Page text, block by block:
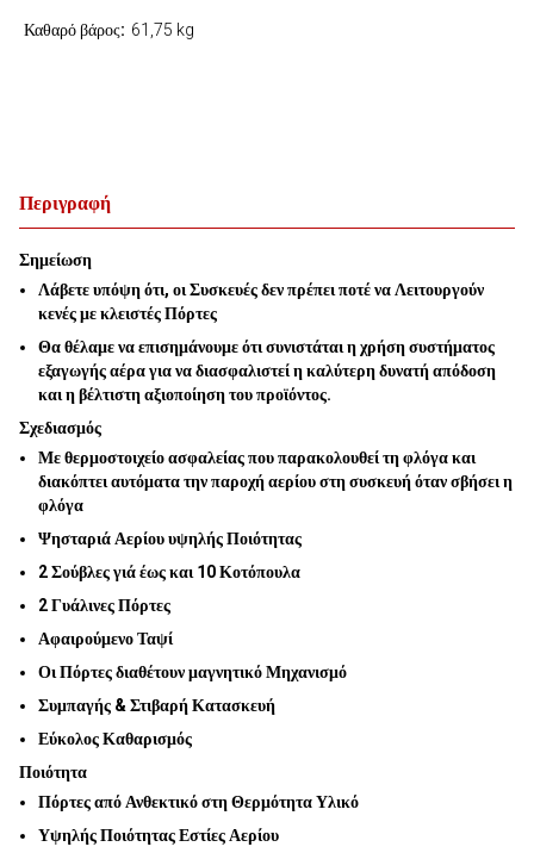
Περιγραφή
Σημείωση
Λάβετε υπόψη ότι, οι Συσκευές δεν πρέπει ποτέ να Λειτουργούν
κενές με κλειστές Πόρτες
Θα θέλαμε να επισημάνουμε ότι συνιστάται η χρήση συστήματος
εξαγωγής αέρα για να διασφαλιστεί η καλύτερη δυνατή απόδοση
και η βέλτιστη αξιοποίηση του προϊόντος.
Σχεδιασμός
Με θερμοστοιχείο ασφαλείας που παρακολουθεί τη φλόγα και
διακόπτει αυτόματα την παροχή αερίου στη συσκευή όταν σβήσει η
φλόγα
Ψησταριά Αερίου υψηλής Ποιότητας
2 Σούβλες γιά έως και 10 Κοτόπουλα
2 Γυάλινες Πόρτες
Αφαιρούμενο Ταψί
Οι Πόρτες διαθέτουν μαγνητικό Μηχανισμό
Συμπαγής & Στιβαρή Κατασκευή
Εύκολος Καθαρισμός
Ποιότητα
Πόρτες από Ανθεκτικό στη Θερμότητα Υλικό
Υψηλής Ποιότητας Εστίες Αερίου
Καθαρό βάρος 61,75 kg